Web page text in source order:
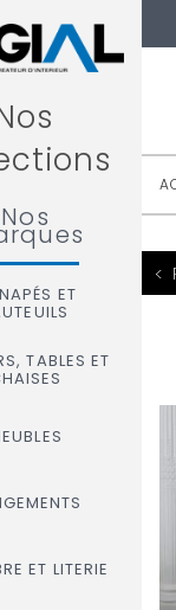
Nos
ET
TABLES ET
ET LITERIE